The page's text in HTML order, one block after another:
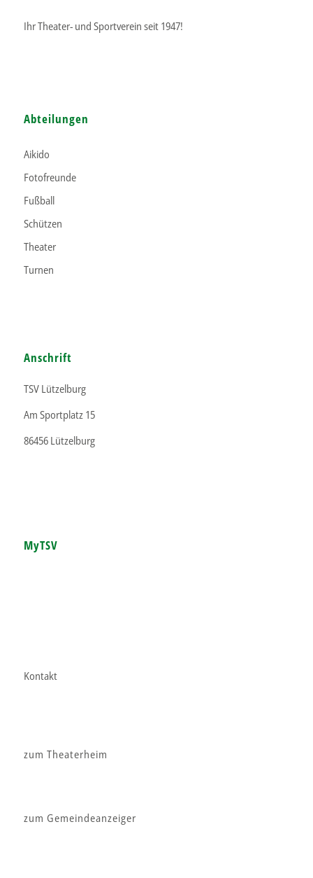
Ihr Theater- und Sportverein seit 1947!
Abteilungen
Aikido
Fotofreunde
Fußball
Schützen
Theater
Turnen
Anschrift
TSV Lützelburg
Am Sportplatz 15
86456 Lützelburg
MyTSV
Kontakt
zum Theaterheim
zum Gemeindeanzeiger